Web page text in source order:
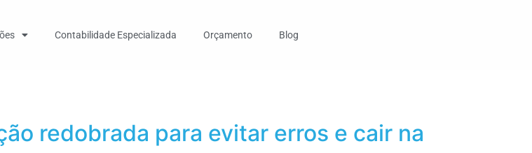
Contabilidade Especializada Orçamento Blog
redobrada para evitar erros e cair na